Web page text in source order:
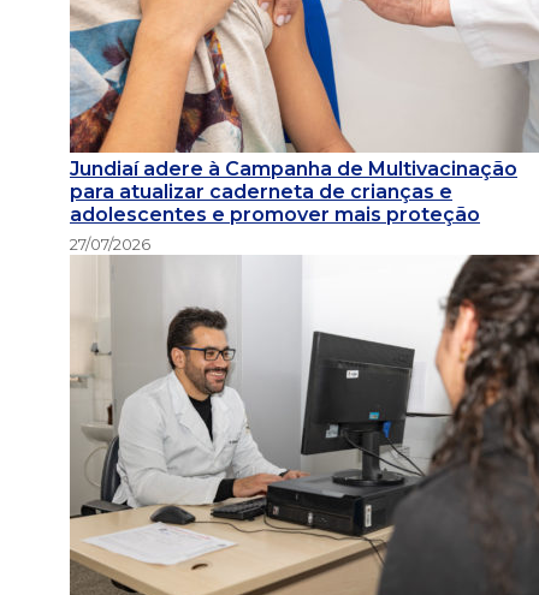
Jundiaí adere à Campanha de Multivacinação
para atualizar caderneta de crianças e
adolescentes e promover mais proteção
27/07/2026